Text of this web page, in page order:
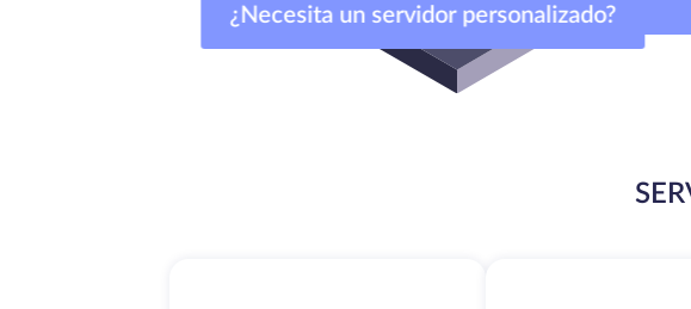
¿Necesita un servidor personalizado?